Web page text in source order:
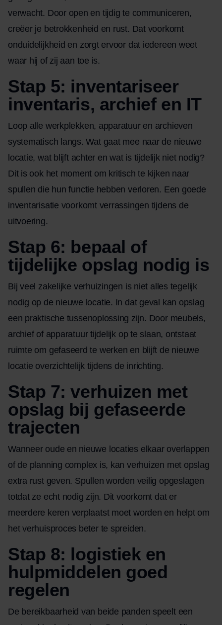
verwacht. Door open en tijdig te communiceren,
creëer je betrokkenheid en rust. Dat voorkomt
onduidelijkheid en zorgt ervoor dat iedereen weet
waar hij of zij aan toe is.
Stap 5: inventariseer
inventaris, archief en IT
Loop alle werkplekken, apparatuur en archieven
systematisch langs. Wat gaat mee naar de nieuwe
locatie, wat blijft achter en wat is tijdelijk niet nodig?
Dit is ook het moment om kritisch te kijken naar
spullen die hun functie hebben verloren. Een goede
inventarisatie voorkomt verrassingen tijdens de
uitvoering.
Stap 6: bepaal of
tijdelijke opslag nodig is
Bij veel zakelijke verhuizingen is niet alles tegelijk
nodig op de nieuwe locatie. In dat geval kan opslag
een praktische tussenoplossing zijn. Door meubels,
archief of apparatuur tijdelijk op te slaan, ontstaat
ruimte om gefaseerd te werken en blijft de nieuwe
locatie overzichtelijk tijdens de inrichting.
Stap 7: verhuizen met
opslag bij gefaseerde
trajecten
Wanneer oude en nieuwe locaties elkaar overlappen
of de planning complex is, kan verhuizen met opslag
extra rust geven. Spullen worden veilig opgeslagen
totdat ze echt nodig zijn. Dit voorkomt dat er
meerdere keren verplaatst moet worden en helpt om
het verhuisproces beter te spreiden.
Stap 8: logistiek en
hulpmiddelen goed
regelen
De bereikbaarheid van beide panden speelt een